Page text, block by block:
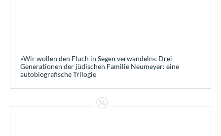
»Wir wollen den Fluch in Segen verwandeln«. Drei
Generationen der jüdischen Familie Neumeyer: eine
autobiografische Trilogie